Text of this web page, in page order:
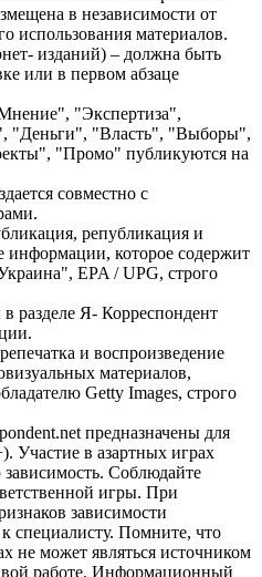
в независимости от
использования материалов.
изданий) – должна быть
или в первом абзаце
"Экспертиза",
"Деньги", "Власть", "Выборы",
"Промо" публикуются на
совместно с
републикация и
информации, которое содержит
EPA / UPG, строго
разделе Я- Корреспондент
и воспроизведение
материалов,
Getty Images, строго
предназначены для
Участие в азартных играх
Соблюдайте
игры. При
зависимости
специалисту. Помните, что
не может являться источником
работе. Информационный